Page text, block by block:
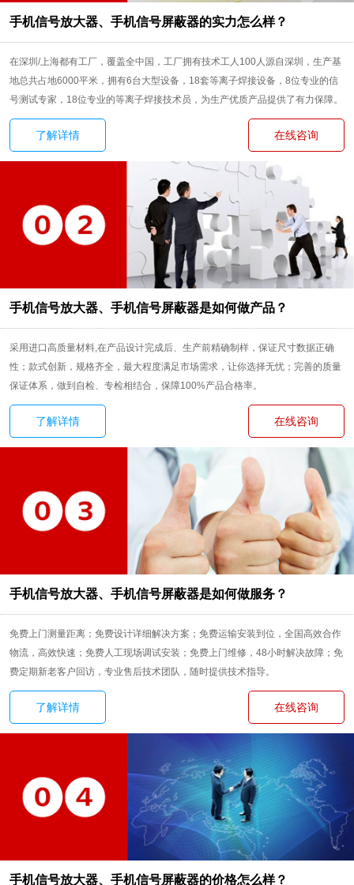
手机信号放大器、手机信号屏蔽器的实力怎么样？
在深圳/上海都有工厂，覆盖全中国，工厂拥有技术工人100人源自深圳，生产基
地总共占地6000平米，拥有6台大型设备，18套等离子焊接设备，8位专业的信
号测试专家，18位专业的等离子焊接技术员，为生产优质产品提供了有力保障。
了解详情 在线咨询
手机信号放大器、手机信号屏蔽器是如何做产品？
采用进口高质量材料,在产品设计完成后、生产前精确制样，保证尺寸数据正确
性；款式创新，规格齐全，最大程度满足市场需求，让你选择无忧；完善的质量
保证体系，做到自检、专检相结合，保障100%产品合格率。
了解详情 在线咨询
手机信号放大器、手机信号屏蔽器是如何做服务？
免费上门测量距离；免费设计详细解决方案；免费运输安装到位，全国高效合作
物流，高效快速；免费人工现场调试安装；免费上门维修，48小时解决故障；免
费定期新老客户回访，专业售后技术团队，随时提供技术指导。
了解详情 在线咨询
手机信号放大器、手机信号屏蔽器的价格怎么样？